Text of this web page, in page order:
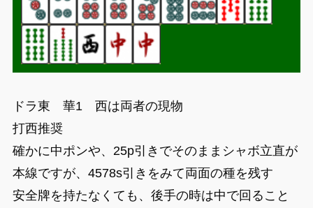
ドラ東 華1 西は両者の現物
打西推奨
確かに中ポンや、25p引きでそのままシャボ立直が
本線ですが、4578s引きをみて両面の種を残す
安全牌を持たなくても、後手の時は中で回ること